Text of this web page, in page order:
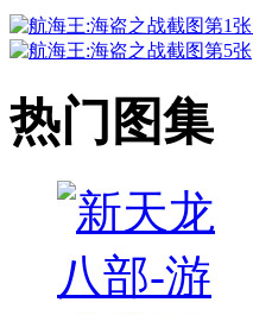
热门图集